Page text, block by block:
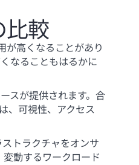
較
が高くなることがあり
なることもはるかに
スが提供されます。合
、可視性、アクセス
トラクチャをオンサ
動するワークロード